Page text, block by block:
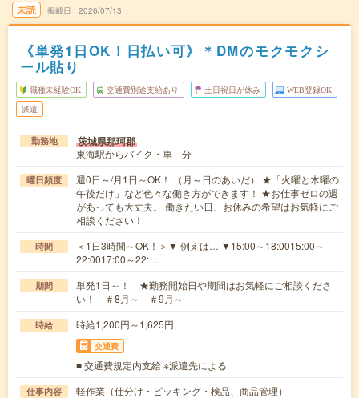
未読 掲載日 2026/07/13
《単発1日OK！日払い可》＊DMのモクモクシ
ール貼り
職種未経験OK 交通費別途支給あり 土日祝日が休み WEB登録OK
派遣
勤務地 茨城県那珂郡
東海駅からバイク・車---分
曜日頻度
週0日～/月1日～OK！ （月～日のあいだ） ★「火曜と木曜の
午後だけ」など色々な働き方ができます！ ★お仕事ゼロの週
があっても大丈夫。 働きたい日、お休みの希望はお気軽にご
相談ください！
時間
＜1日3時間～OK！＞▼ 例えば… ▼15:00～18:0015:00～
22:0017:00～22:…
期間
単発1日～！ ★勤務開始日や期間はお気軽にご相談くださ
い！ ＃8月～ ＃9月～
時給 時給1,200円～1,625円
交通費
■ 交通費規定内支給 ※派遣先による
仕事内容
軽作業（仕分け・ピッキング・検品、商品管理）